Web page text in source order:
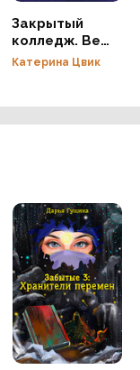
Закрытый
колледж. Вера
ищет тень
Катерина Цвик